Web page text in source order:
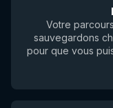
Votre
sauvegardons
pour que vous